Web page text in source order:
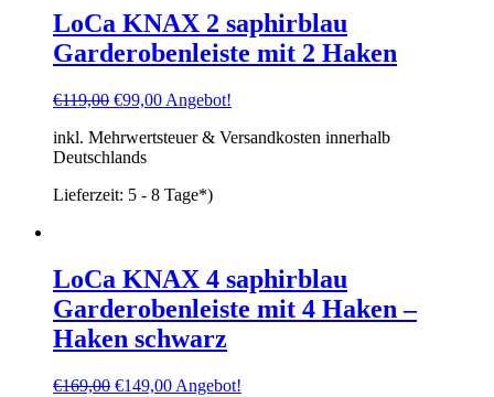
LoCa KNAX 2 saphirblau
Garderobenleiste mit 2 Haken
€119,00 Ursprünglicher
war:
€119,00
€99,00Aktueller
ist:
Angebot!
inkl. Mehrwertsteuer & Versandkosten innerhalb
Deutschlands
Lieferzeit: 5 - 8 Tage*)
LoCa KNAX 4 saphirblau
Garderobenleiste mit 4 Haken –
Haken schwarz
€169,00 Ursprünglicher
€149,00Aktueller
Angebot!